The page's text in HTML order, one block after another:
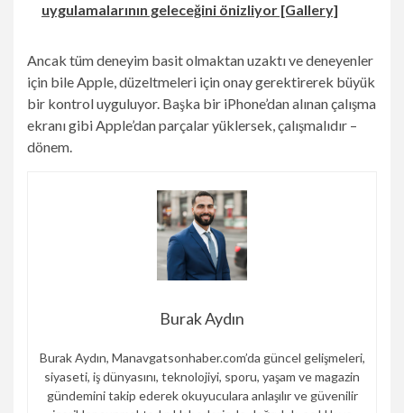
uygulamalarının geleceğini önizliyor [Gallery]
Ancak tüm deneyim basit olmaktan uzaktı ve deneyenler
için bile Apple, düzeltmeleri için onay gerektirerek büyük
bir kontrol uyguluyor. Başka bir iPhone’dan alınan çalışma
ekranı gibi Apple’dan parçalar yüklersek, çalışmalıdır –
dönem.
Burak Aydın
Burak Aydın, Manavgatsonhaber.com’da güncel gelişmeleri,
siyaseti, iş dünyasını, teknolojiyi, sporu, yaşam ve magazin
gündemini takip ederek okuyuculara anlaşılır ve güvenilir